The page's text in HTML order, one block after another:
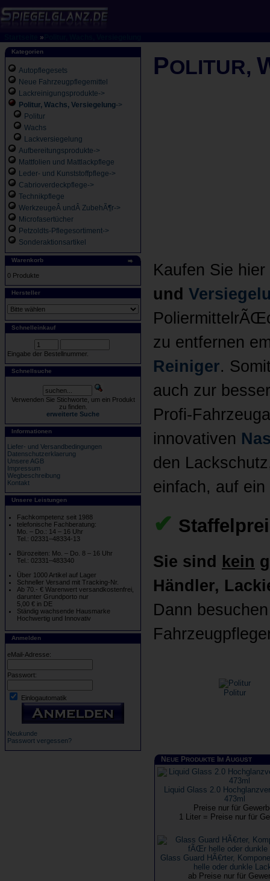
»
Kategorien
Autopflegesets
Neue Fahrzeugpflegemittel
Lackreinigungsprodukte->
Politur, Wachs, Versiegelung->
Politur
Wachs
Lackversiegelung
Aufbereitungsprodukte->
Mattfolien und Mattlackpflege
Leder- und Kunststoffpflege->
Cabrioverdeckpflege->
Technikpflege
WerkzeugeÂ undÂ ZubehÃ¶r->
Microfasertücher
Petzoldts-Pflegesortiment->
Sonderaktionsartikel
Warenkorb
0 Produkte
Hersteller
Schnelleinkauf
Eingabe der Bestellnummer.
Schnellsuche
Verwenden Sie Stichworte, um ein Produkt
zu finden.
erweiterte Suche
Informationen
Liefer- und Versandbedingungen
Datenschutzerklaerung
Unsere AGB
Impressum
Wegbeschreibung
Kontakt
Unsere Leistungen
Fachkompetenz seit 1988
telefonische Fachberatung:
Mo. – Do.: 14 – 16 Uhr
Tel.: 02331–48334-13
Bürozeiten: Mo. – Do. 8 – 16 Uhr
Tel.: 02331–483340
Über 1000 Artikel auf Lager
Schneller Versand mit Tracking-Nr.
Ab 70.- € Warenwert versandkostenfrei,
darunter Grundporto nur
5,00 € in DE
Ständig wachsende Hausmarke
Hochwertig und Innovativ
Anmelden
eMail-Adresse:
Passwort:
Einlogautomatik
Neukunde
Passwort vergessen?
POLITUR,
Kaufen Sie
und
zu entfernen
Reiniger.
auch zur
Profi-
innovativen
den
einfach, auf
✔
Sie sind kein
Händler,
Dann
Politur
N EUE PRODUKTE M AUGUST
Liquid Glass 2.0
473ml
Preise nur für
1 Liter = Preise nur für
Glass Guard HÃ€rter,
helle oder dunkle
ab Preise nur für